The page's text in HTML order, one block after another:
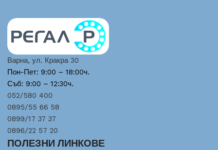
Варна, ул. Кракра 30
Пон-Пет: 9:00 – 18:00ч.
Съб: 9:00 – 12:30ч.
052/580 400
0895/55 66 58
0899/17 37 37
0896/22 57 20
ПОЛЕЗНИ ЛИНКОВЕ